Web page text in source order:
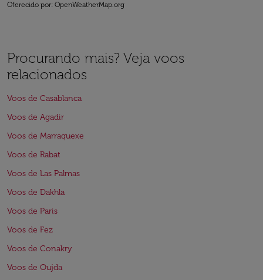
Oferecido por: OpenWeatherMap.org
Procurando mais? Veja voos
relacionados
Voos de Casablanca
Voos de Agadir
Voos de Marraquexe
Voos de Rabat
Voos de Las Palmas
Voos de Dakhla
Voos de Paris
Voos de Fez
Voos de Conakry
Voos de Oujda